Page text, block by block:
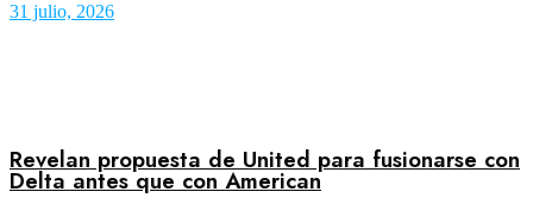
31 julio, 2026
Revelan propuesta de United para fusionarse con
Delta antes que con American